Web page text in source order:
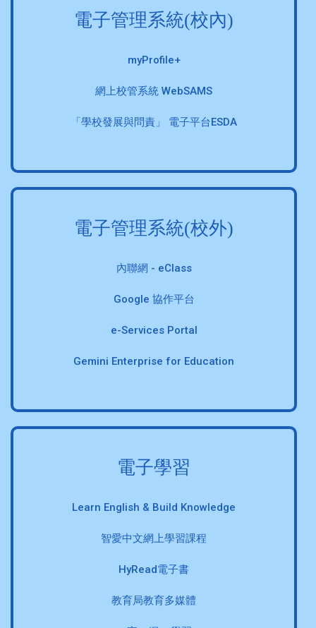
電子管理系統(校內)
myProfile+
網上校管系統 WebSAMS
「學校發展與問責」 電子平台ESDA
電子管理系統(校外)
內聯網 - eClass
Google 協作平台
e-Services Portal
Gemini Enterprise for Education
電子學習
Learn English & Build Knowledge
智愛中文網上學習課程
HyRead電子書
教育局教育多媒體